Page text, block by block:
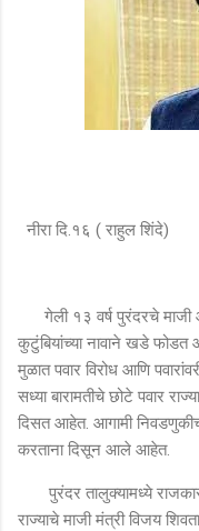
नीरा दि.१६ ( राहुल शिंदे)
गेली १३ वर्ष पुरंदरचे माजी
कुटुंबियांच्या नावाने खडे फोडत
मुळात पवार विरोध आणि
सध्या बारामतीचे छोटे पवार
दिसत आहेत. आगामी
करताना दिसून आले आहेत.
पुरंदर तालुक्यामध्ये
राज्याचे माजी मंत्री विजय